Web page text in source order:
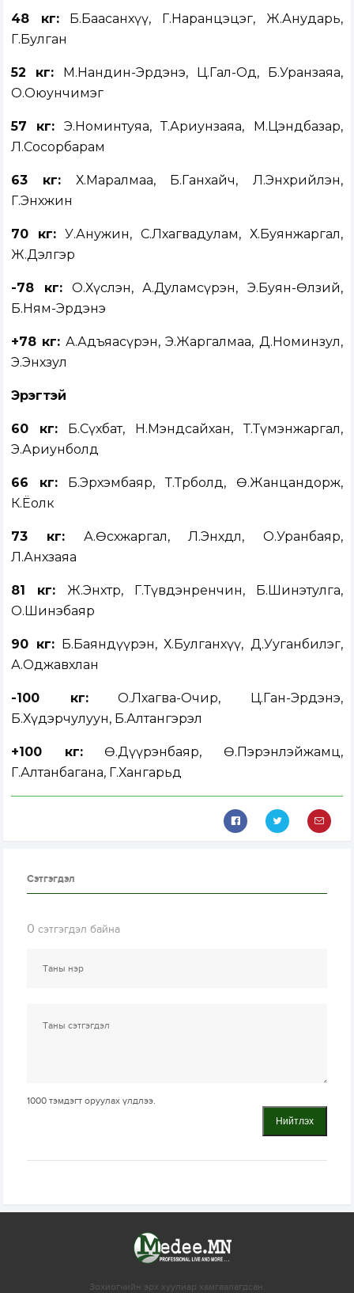
48 кг:Б.Баасанхүү, Г.Наранцэцэг, Ж.Анударь,
Г.Булган
52 кг:
М.Нандин-Эрдэнэ, Ц.Гал-Од, Б.Уранзаяа,
О.Оюунчимэг
57 кг:Э.Номинтуяа, Т.Ариунзаяа, М.Цэндбазар,
Л.Сосорбарам
63 кг:Х.Маралмаа, Б.Ганхайч, Л.Энхрийлэн,
Г.Энхжин
70 кг:У.Анужин, С.Лхагвадулам, Х.Буянжаргал,
Ж.Дэлгэр
-78 кг: О.Хүслэн, А.Дуламсүрэн, Э.Буян-Өлзий,
Б.Ням-Эрдэнэ
+78 кг:А.Адъяасүрэн, Э.Жаргалмаа, Д.Номинзул,
Э.Энхзул
Эрэгтэй
60 кг:
Б.Сүхбат, Н.Мэндсайхан, Т.Түмэнжаргал,
Э.Ариунболд
66 кг:
Б.Эрхэмбаяр, Т.Төрболд, Ө.Жанцандорж,
К.Ёолк
73 кг:А.Өсөхжаргал, Л.Энхдөл, О.Уранбаяр,
Л.Анхзаяа
81 кг: Ж.Энхтөр, Г.Түвдэнренчин, Б.Шинэтулга,
О.Шинэбаяр
90 кг:
Б.Баяндүүрэн, Х.Булганхүү, Д.Ууганбилэг,
А.Оджавхлан
-100 кг:О.Лхагва-Очир, Ц.Ган-Эрдэнэ,
Б.Хүдэрчулуун, Б.Алтангэрэл
+100 кг:Ө.Дүүрэнбаяр, Ө.Пэрэнлэйжамц,
Г.Алтанбагана, Г.Хангарьд
Сэтгэгдэл
0 сэтгэгдэл байна
1000 тэмдэгт оруулах үлдлээ.
Нийтлэх
Зохиогчийн эрх хуулиар хамгаалагдсан.